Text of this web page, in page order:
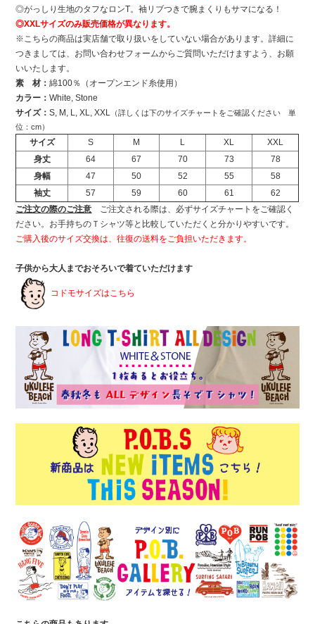
◎がっしり生地のタフなロンT。袖リブつきで腕まくりもサマになる！
◎XXLサイズのみ販売価格が異なります。
※こちらの商品は実店舗で取り扱いをしていない場合があります。詳細に
つきましては、お問い合わせフォームからご質問いただけますよう、お願
いいたします。
素 材：綿100％（オープンエンド糸使用）
カラー：White, Stone
サイズ：S, M, L, XL, XXL
（詳しくは下のサイズチャートをご確認ください 単
位：cm）
サイズ S M L XL
XXL
身丈
64 67 70 73
78
身幅
47 50 52 55
58
袖丈
57 59 60 61
62
ご注文の際のご注意 ご注文される際は、必ずサイズチャートをご確認く
ださい。お手持ちのＴシャツ等と比較していただくと分かりやすいです。
ご購入後のサイズ交換は、往復の送料をご負担いただきます。
子供から大人までおそろいで着ていただけます
コドモサイズはこちら